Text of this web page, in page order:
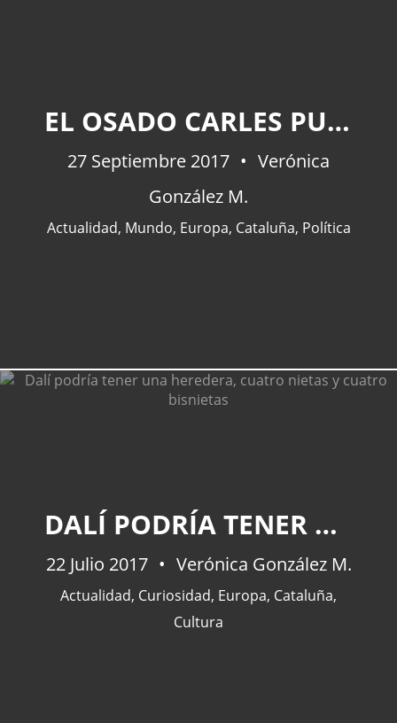
EL OSADO CARLES PUIGDEMONT
27 Septiembre 2017
Verónica
González M.
Actualidad, Mundo, Europa, Cataluña, Política
DALÍ PODRÍA TENER UNA HEREDERA, CUATRO NIETAS Y CUATRO BISNIETAS
22 Julio 2017 Verónica González M.
Actualidad, Curiosidad, Europa, Cataluña,
Cultura